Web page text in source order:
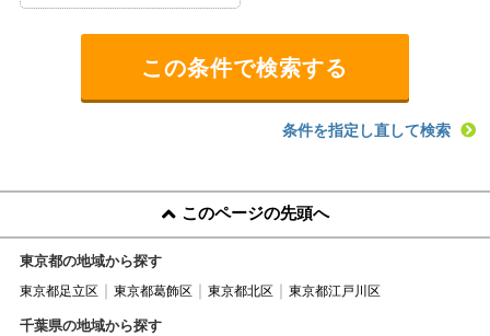
条件を指定し直して検索
このページの先頭へ
東京都の地域から探す
東京都足立区 東京都葛飾区 東京都北区 東京都江戸川区
千葉県の地域から探す